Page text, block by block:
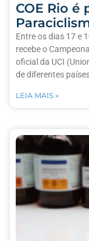
COE Rio é
Entre os dias 17 e
recebe o
oficial da UCI
de diferentes
LEIA MAIS »